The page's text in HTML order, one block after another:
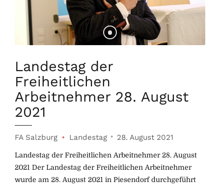
Landestag der
Freiheitlichen
Arbeitnehmer 28. August
2021
FA Salzburg Landestag 28. August 2021
Landestag der Freiheitlichen Arbeitnehmer 28. August
2021 Der Landestag der Freiheitlichen Arbeitnehmer
wurde am 28. August 2021 in Piesendorf durchgeführt